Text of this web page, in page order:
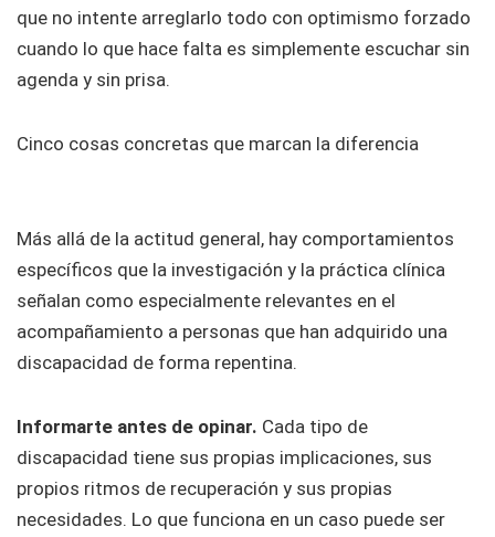
que no intente arreglarlo todo con optimismo forzado
cuando lo que hace falta es simplemente escuchar sin
agenda y sin prisa.
Cinco cosas concretas que marcan la diferencia
Más allá de la actitud general, hay comportamientos
específicos que la investigación y la práctica clínica
señalan como especialmente relevantes en el
acompañamiento a personas que han adquirido una
discapacidad de forma repentina.
Informarte antes de opinar. Cada tipo de
discapacidad tiene sus propias implicaciones, sus
propios ritmos de recuperación y sus propias
necesidades. Lo que funciona en un caso puede ser